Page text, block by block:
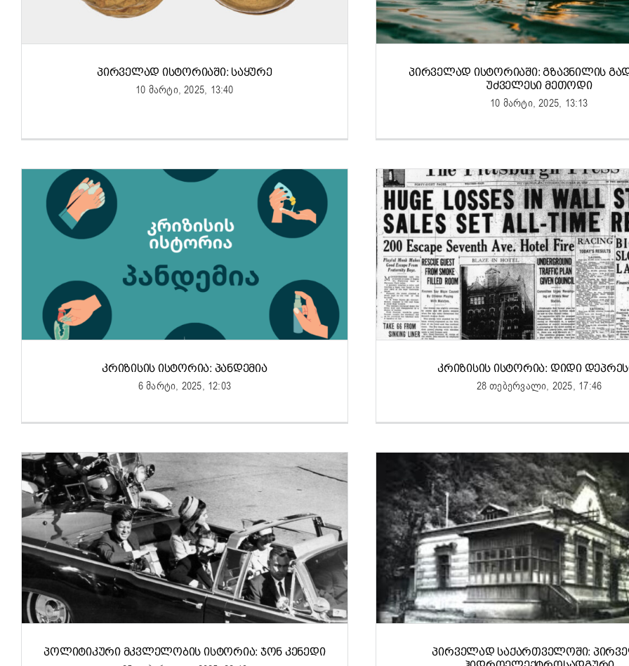
ᲞᲘᲠᲕᲔᲚᲐᲓ ᲘᲡᲢᲝᲠᲘᲐᲨᲘ: ᲡᲐᲧᲣᲠᲔ
10 მარტი, 2025, 13:40
ᲞᲘᲠᲕᲔᲚᲐᲓ ᲘᲡᲢᲝᲠᲘᲐᲨᲘ: ᲒᲖᲐᲕᲜᲘᲚᲘᲡ
ᲣᲫᲕᲔᲚᲔᲡᲘ ᲛᲔᲗᲝᲓᲘ
10 მარტი, 2025, 13:13
ᲙᲠᲘᲖᲘᲡᲘᲡ ᲘᲡᲢᲝᲠᲘᲐ: ᲞᲐᲜᲓᲔᲛᲘᲐ
6 მარტი, 2025, 12:03
ᲙᲠᲘᲖᲘᲡᲘᲡ ᲘᲡᲢᲝᲠᲘᲐ: ᲓᲘᲓᲘ
28 თებერვალი, 2025, 17:46
ᲞᲝᲚᲘᲢᲘᲙᲣᲠᲘ ᲛᲙᲕᲚᲔᲚᲝᲑᲘᲡ ᲘᲡᲢᲝᲠᲘᲐ: ᲯᲝᲜ ᲙᲔᲜᲔᲓᲘ
ᲞᲘᲠᲕᲔᲚᲐᲓ ᲡᲐᲥᲐᲠᲗᲕᲔᲚᲝᲨᲘ: